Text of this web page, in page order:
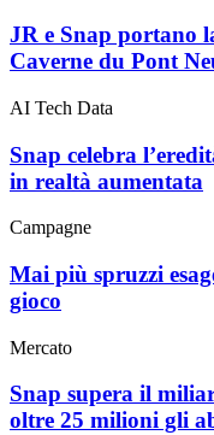
JR e Snap portano
Caverne du Pont
AI Tech Data
Snap celebra
in realtà aumentata
Campagne
Mai più spruzzi
gioco
Mercato
Snap supera il
oltre 25 milioni gli